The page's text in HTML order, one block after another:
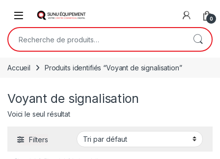
Open 0
Recherche pour :
Accueil Produits identifiés “Voyant de signalisation”
Voyant de signalisation
Voici le seul résultat
Filters